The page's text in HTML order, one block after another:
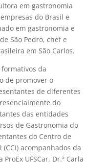
em gastronomia
do Brasil e
em gastronomia e
São Pedro, chef e
em São Carlos.
da
de promover o
de diferentes
do
das entidades
de Gastronomia do
do Centro de
(CCI) acompanhados da
UFSCar, Dr.ª Carla